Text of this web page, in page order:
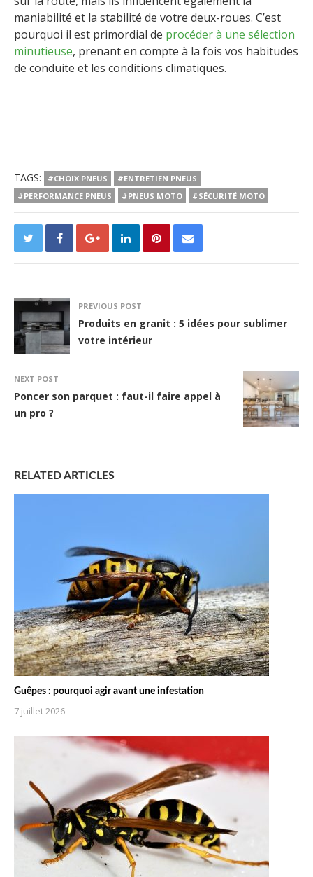
maniabilité et la stabilité de votre deux-roues. C’est
pourquoi il est primordial de procéder à une sélection
minutieuse, prenant en compte à la fois vos habitudes
de conduite et les conditions climatiques.
TAGS: #CHOIX PNEUS
#ENTRETIEN PNEUS
#PERFORMANCE PNEUS
#PNEUS MOTO #SÉCURITÉ MOTO
PREVIOUS POST
Produits en granit : 5 idées pour sublimer
votre intérieur
NEXT POST
Poncer son parquet : faut-il faire appel à
un pro ?
RELATED ARTICLES
Guêpes : pourquoi agir avant une infestation
7 juillet 2026